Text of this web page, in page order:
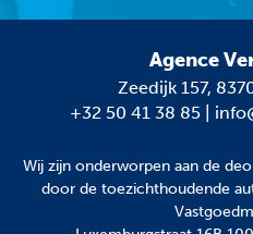
Agence
Zeedijk 157,
+32 50 41 38 85
Wij zijn onderworpen aan de
door de toezichthoudende